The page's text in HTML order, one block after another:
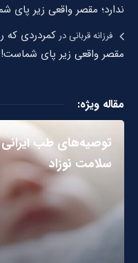
ندارد؛ مقصر واقعی زیر پای
فرزانه قربانیدر کمردردی که
مقصر واقعی زیر پای شماست!
مقاله ویژه:
توصیه‌های طب ایرانی
سلامت نوزاد